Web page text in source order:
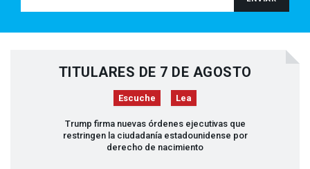
TITULARES DE 7 DE AGOSTO
Escuche Lea
Trump firma nuevas órdenes ejecutivas que
restringen la ciudadanía estadounidense por
derecho de nacimiento